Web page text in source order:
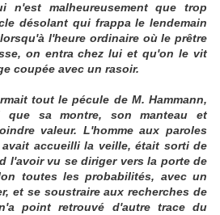
malheureusement que trop
désolant qui frappa le lendemain
l'heure ordinaire où le prêtre
on entra chez lui et qu'on le vit
coupée avec un rasoir.
tout le pécule de M. Hammann,
que sa montre, son manteau et
valeur. L'homme aux paroles
accueilli la veille, était sorti de
l'avoir vu se diriger vers la porte de
toutes les probabilités, avec un
et se soustraire aux recherches de
point retrouvé d'autre trace du